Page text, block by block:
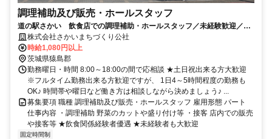
調理補助及び販売・ホールスタッフ
道の駅さかい 飲食店での調理補助・ホールスタッフ／未経験歓迎／週
1日～柔軟シフトOK／髪型・髪色自由
株式会社さかいまちづくり公社
時給1,080円以上
茨城県猿島郡
勤務曜日・時間 8:00～18:00の間で応相談 ★土日祝出来る方大歓迎
※フルタイム勤務出来る方歓迎ですが、 1日4～5時間程度の勤務も
OK♪ 時間帯や曜日など働き方は相談しながら決めましょう♪ ...
募集要項 職種 調理補助及び販売・ホールスタッフ 雇用形態 パート
仕事内容 ・調理補助 野菜のカットや盛り付け等 ・接客 店内での販売
や接客等 ★飲食関係経験者優遇 ★未経験者も大歓迎
固定時間制